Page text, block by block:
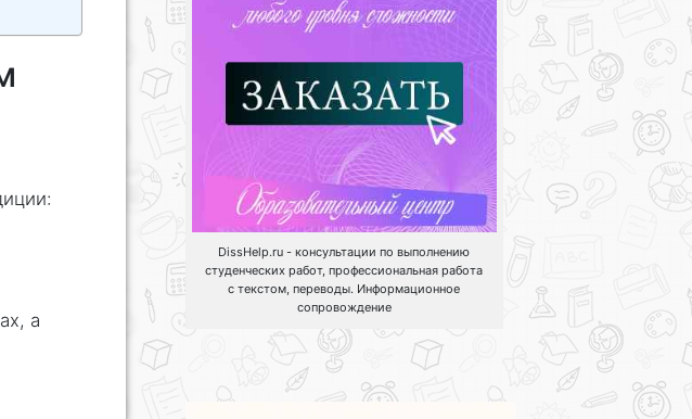
а
DissHelp.ru - консультации по выполнению
студенческих работ, профессиональная работа
с текстом, переводы. Информационное
сопровождение